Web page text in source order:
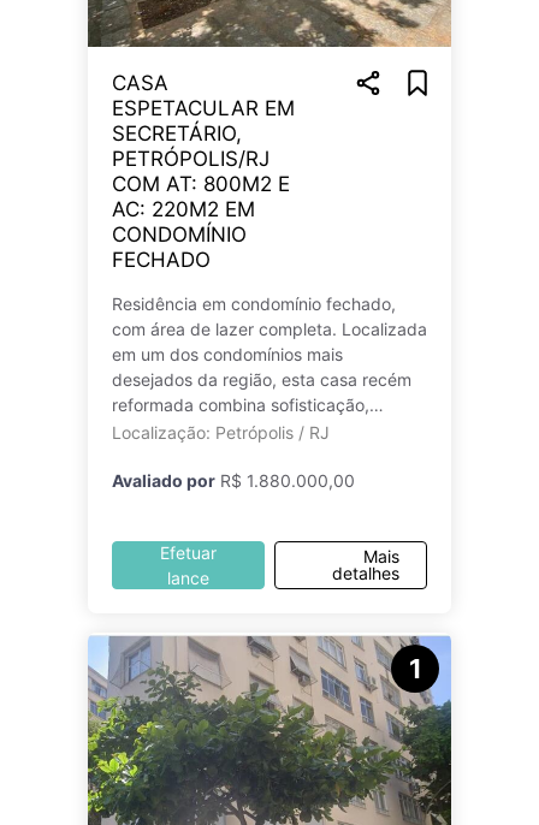
CASA
ESPETACULAR EM
SECRETÁRIO,
PETRÓPOLIS/RJ
COM AT: 800M2 E
AC: 220M2 EM
CONDOMÍNIO
FECHADO
Residência em condomínio fechado,
com área de lazer completa. Localizada
em um dos condomínios mais
desejados da região, esta casa recém
reformada combina sofisticação,
conforto e praticidade em um terreno
Localização: Petrópolis / RJ
Avaliado por R$ 1.880.000,00
Efetuar
lance
Mais
detalhes
1